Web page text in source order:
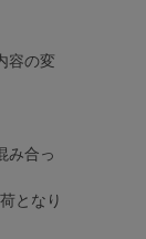
容の変
み合っ
となり